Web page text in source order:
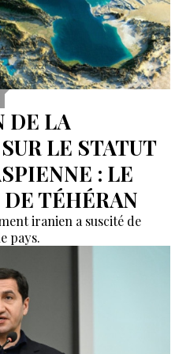
DE LA
LE STATUT
: LE
TÉHÉRAN
iranien a suscité de
pays.